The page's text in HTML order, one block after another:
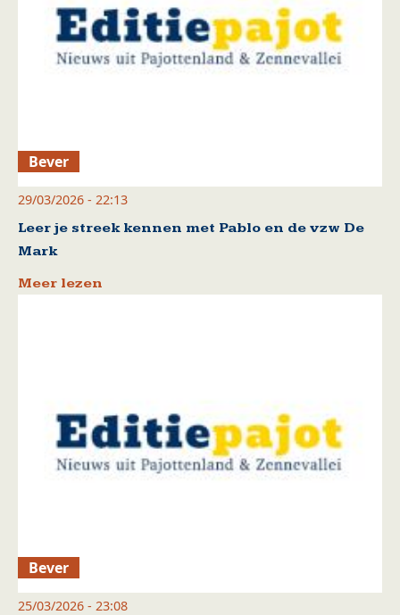
Bever
29/03/2026 - 22:13
Leer je streek kennen met Pablo en de vzw De
Mark
Meer lezen
Bever
25/03/2026 - 23:08